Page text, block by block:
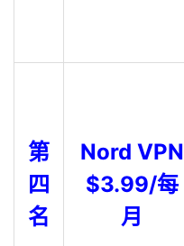
第
四
名
Nord VPN
$3.99/每
月